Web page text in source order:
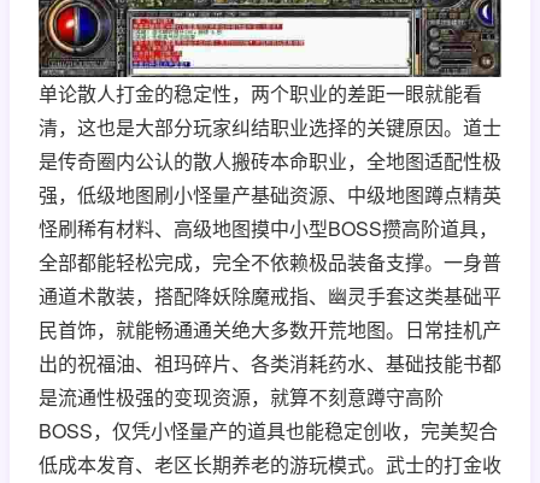
单论散人打金的稳定性，两个职业的差距一眼就能看
清，这也是大部分玩家纠结职业选择的关键原因。道士
是传奇圈内公认的散人搬砖本命职业，全地图适配性极
强，低级地图刷小怪量产基础资源、中级地图蹲点精英
怪刷稀有材料、高级地图摸中小型BOSS攒高阶道具，
全部都能轻松完成，完全不依赖极品装备支撑。一身普
通道术散装，搭配降妖除魔戒指、幽灵手套这类基础平
民首饰，就能畅通通关绝大多数开荒地图。日常挂机产
出的祝福油、祖玛碎片、各类消耗药水、基础技能书都
是流通性极强的变现资源，就算不刻意蹲守高阶
BOSS，仅凭小怪量产的道具也能稳定创收，完美契合
低成本发育、老区长期养老的游玩模式。武士的打金收